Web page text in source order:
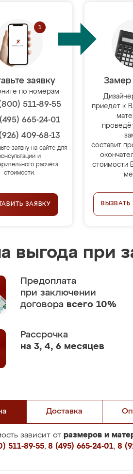
заявку
по номерам
511-89-55
665-24-01
409-68-13
заявку на сайте для
и
расчёта
стоимости.
ЗАЯВКУ
Замер
приедет к
составит
стоимости
выгода при
Предоплата
при заключении
договора всего 10%
Рассрочка
на 3, 4, 6 месяцев
Доставка
зависит от размеров и
511-89-55, 8 (495) 665-24-01, 8